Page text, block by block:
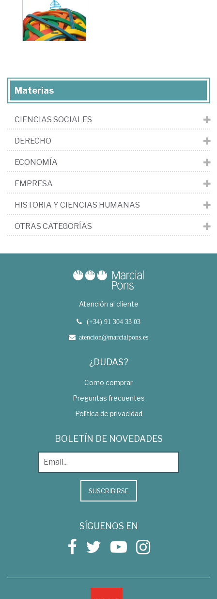
Materias
CIENCIAS SOCIALES
DERECHO
ECONOMÍA
EMPRESA
HISTORIA Y CIENCIAS HUMANAS
OTRAS CATEGORÍAS
Atención al cliente
(+34) 91 304 33 03
atencion@marcialpons.es
¿DUDAS?
Como comprar
Preguntas frecuentes
Política de privacidad
BOLETÍN DE NOVEDADES
SUSCRIBIRSE
SÍGUENOS EN